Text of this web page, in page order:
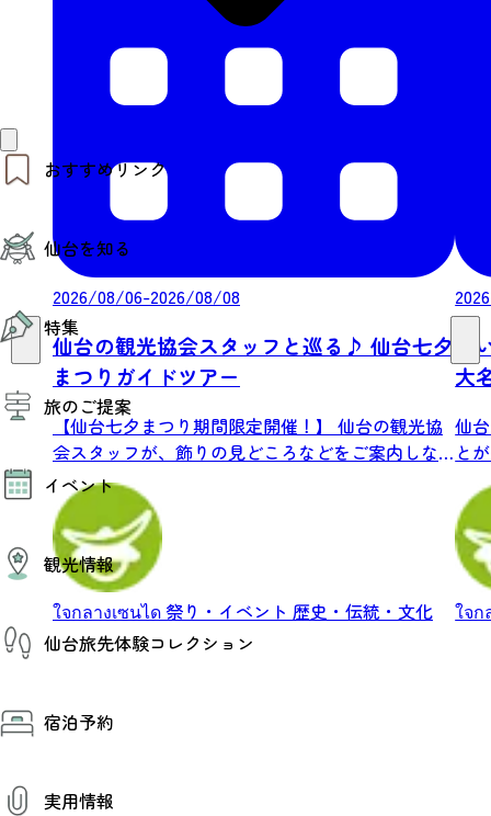
おすすめリンク
仙台夜時間
モデルコース
エリアガイド
お知らせ
お得なチケット
仙台を知る
仙台の魅力
エリアガイド
復興に向けて
仙台観光PR動画ライブラリー
仙台から行く東北周遊旅
伝統的工芸品
特集
特集
夜時間トピックス
旅のご提案
モデルコース
AIおまかせコース
オリジナルプラン
みんなの旅行記
イベント
イベント情報
その他イベント情報（音楽・展示会）
スポーツ情報
コンベンション情報
観光情報
観光スポット
温泉
プロスポーツチーム・プロオーケストラ
仙台の銘品
仙台観光マップ
仙台旅先体験コレクション
体験プログラム検索（予約）
体験事業者
宿泊予約
実用情報
2026/08/06-2026/08/08
仙台の観光協会スタッフと巡る♪ 仙台七夕
まつりガイドツアー
【仙台七夕まつり期間限定開催！】 仙台の観光協
会スタッフが、飾りの見どころなどをご案内しな
がら...
ใจกลางเซนได 祭り・イベント 歴史・伝統・文化
大
仙
と
ン
ใจก